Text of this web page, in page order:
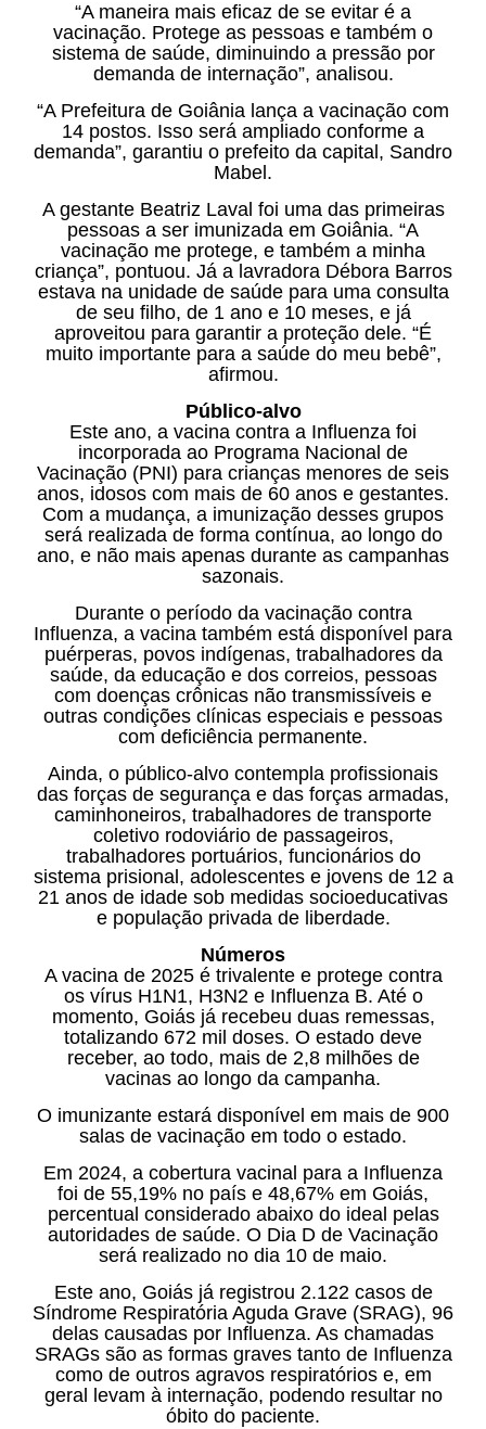
“A maneira mais eficaz de se evitar é a
vacinação. Protege as pessoas e também o
sistema de saúde, diminuindo a pressão por
demanda de internação”, analisou.
“A Prefeitura de Goiânia lança a vacinação com
14 postos. Isso será ampliado conforme a
demanda”, garantiu o prefeito da capital, Sandro
Mabel.
A gestante Beatriz Laval foi uma das primeiras
pessoas a ser imunizada em Goiânia. “A
vacinação me protege, e também a minha
criança”, pontuou. Já a lavradora Débora Barros
estava na unidade de saúde para uma consulta
de seu filho, de 1 ano e 10 meses, e já
aproveitou para garantir a proteção dele. “É
muito importante para a saúde do meu bebê”,
afirmou.
Público-alvo
Este ano, a vacina contra a Influenza foi
incorporada ao Programa Nacional de
Vacinação (PNI) para crianças menores de seis
anos, idosos com mais de 60 anos e gestantes.
Com a mudança, a imunização desses grupos
será realizada de forma contínua, ao longo do
ano, e não mais apenas durante as campanhas
sazonais.
Durante o período da vacinação contra
Influenza, a vacina também está disponível para
puérperas, povos indígenas, trabalhadores da
saúde, da educação e dos correios, pessoas
com doenças crônicas não transmissíveis e
outras condições clínicas especiais e pessoas
com deficiência permanente.
Ainda, o público-alvo contempla profissionais
das forças de segurança e das forças armadas,
caminhoneiros, trabalhadores de transporte
coletivo rodoviário de passageiros,
trabalhadores portuários, funcionários do
sistema prisional, adolescentes e jovens de 12 a
21 anos de idade sob medidas socioeducativas
e população privada de liberdade.
Números
A vacina de 2025 é trivalente e protege contra
os vírus H1N1, H3N2 e Influenza B. Até o
momento, Goiás já recebeu duas remessas,
totalizando 672 mil doses. O estado deve
receber, ao todo, mais de 2,8 milhões de
vacinas ao longo da campanha.
O imunizante estará disponível em mais de 900
salas de vacinação em todo o estado.
Em 2024, a cobertura vacinal para a Influenza
foi de 55,19% no país e 48,67% em Goiás,
percentual considerado abaixo do ideal pelas
autoridades de saúde. O Dia D de Vacinação
será realizado no dia 10 de maio.
Este ano, Goiás já registrou 2.122 casos de
Síndrome Respiratória Aguda Grave (SRAG), 96
delas causadas por Influenza. As chamadas
SRAGs são as formas graves tanto de Influenza
como de outros agravos respiratórios e, em
geral levam à internação, podendo resultar no
óbito do paciente.